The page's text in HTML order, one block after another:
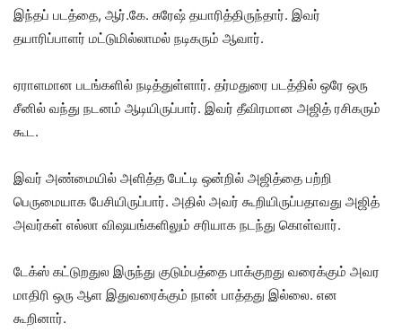
இந்தப் படத்தை, ஆர்.கே. சுரேஷ் தயாரித்திருந்தார். இவர்
தயாரிப்பாளர் மட்டுமில்லாமல் நடிகரும் ஆவார்.
ஏராளமான படங்களில் நடித்துள்ளார். தர்மதுரை படத்தில் ஒரே ஒரு
சீனில் வந்து நடனம் ஆடியிருப்பார். இவர் தீவிரமான அஜித் ரசிகரும்
கூட.
இவர் அண்மையில் அளித்த பேட்டி ஒன்றில் அஜித்தை பற்றி
பெருமையாக பேசியிருப்பார். அதில் அவர் கூறியிருப்பதாவது அஜித்
அவர்கள் எல்லா விஷயங்களிலும் சரியாக நடந்து கொள்வார்.
டேக்ஸ் கட்டுறதுல இருந்து குடும்பத்தை பாக்குறது வரைக்கும் அவர
மாதிரி ஒரு ஆள இதுவரைக்கும் நான் பாத்தது இல்லை. என
கூறினார்.